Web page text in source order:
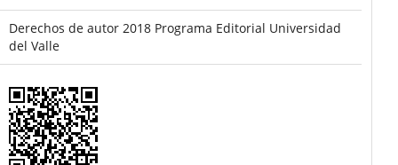
Derechos de autor 2018 Programa Editorial Universidad
del Valle